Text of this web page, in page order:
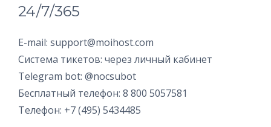
24/7/365
E-mail: support@moihost.com
Система тикетов: через личный кабинет
Telegram bot: @nocsubot
Бесплатный телефон: 8 800 5057581
Телефон: +7 (495) 5434485